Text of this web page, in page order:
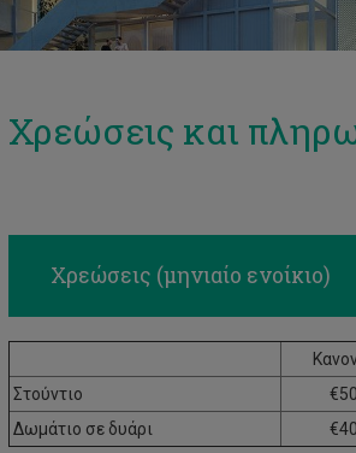
Χρεώσεις και
Χρεώσεις (μηνιαίο ενοίκιο)
Στούντιο
Δωμάτιο σε δυάρι